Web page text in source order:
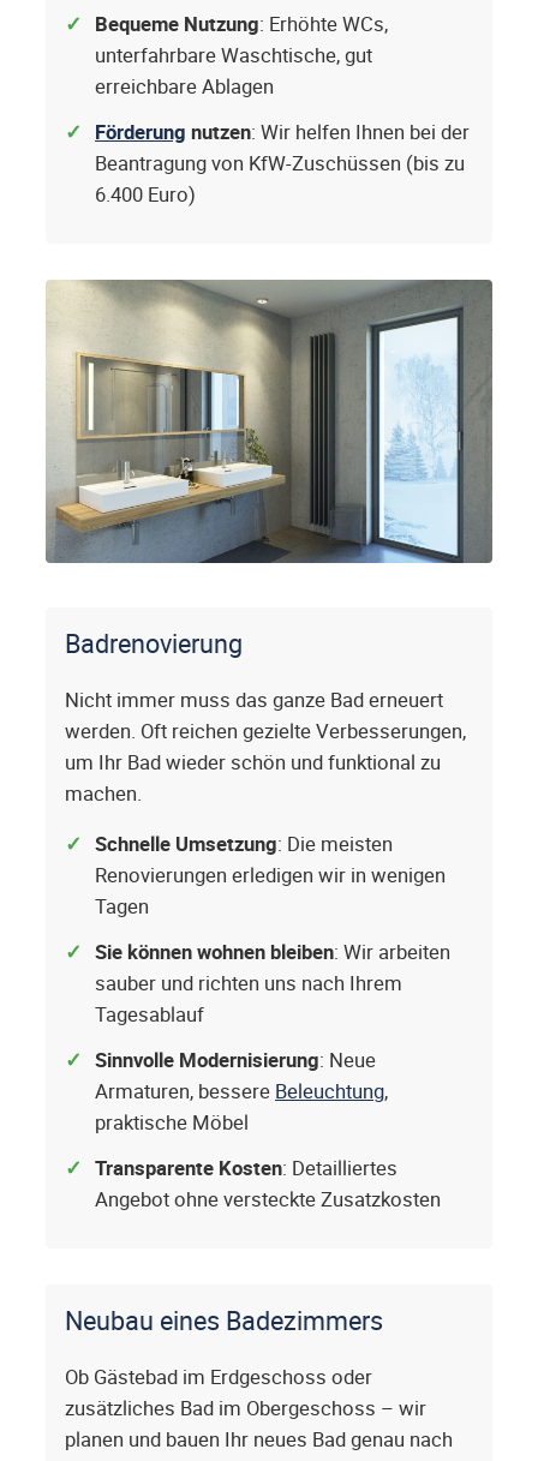
Bequeme Nutzung: Erhöhte WCs,
unterfahrbare Waschtische, gut
erreichbare Ablagen
Förderung nutzen: Wir helfen Ihnen bei der
Beantragung von KfW-Zuschüssen (bis zu
6.400 Euro)
Badrenovierung
Nicht immer muss das ganze Bad erneuert
werden. Oft reichen gezielte Verbesserungen,
um Ihr Bad wieder schön und funktional zu
machen.
Schnelle Umsetzung: Die meisten
Renovierungen erledigen wir in wenigen
Tagen
Sie können wohnen bleiben: Wir arbeiten
sauber und richten uns nach Ihrem
Tagesablauf
Sinnvolle Modernisierung: Neue
Armaturen, bessere Beleuchtung,
praktische Möbel
Transparente Kosten: Detailliertes
Angebot ohne versteckte Zusatzkosten
Neubau eines Badezimmers
Ob Gästebad im Erdgeschoss oder
zusätzliches Bad im Obergeschoss – wir
planen und bauen Ihr neues Bad genau nach